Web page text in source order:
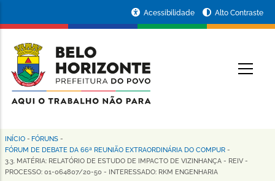
conteúdo
principal
da
Prefeitura
de
Horizonte
Acessibilidade Alto Contraste
Trilha
de
INÍCIO - FÓRUNS -
FÓRUM DE DEBATE DA 66ª REUNIÃO EXTRAORDINÁRIA DO COMPUR -
3.3. MATÉRIA: RELATÓRIO DE ESTUDO DE IMPACTO DE VIZINHANÇA - REIV -
PROCESSO: 01-064807/20-50 - INTERESSADO: RKM ENGENHARIA